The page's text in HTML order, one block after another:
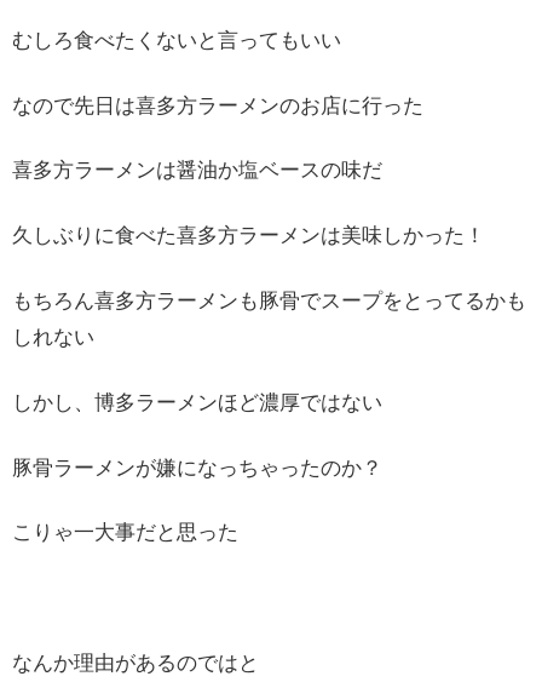
むしろ食べたくないと言ってもいい
なので先日は喜多方ラーメンのお店に行った
喜多方ラーメンは醤油か塩ベースの味だ
久しぶりに食べた喜多方ラーメンは美味しかった！
もちろん喜多方ラーメンも豚骨でスープをとってるかも
しれない
しかし、博多ラーメンほど濃厚ではない
豚骨ラーメンが嫌になっちゃったのか？
こりゃ一大事だと思った
なんか理由があるのではと